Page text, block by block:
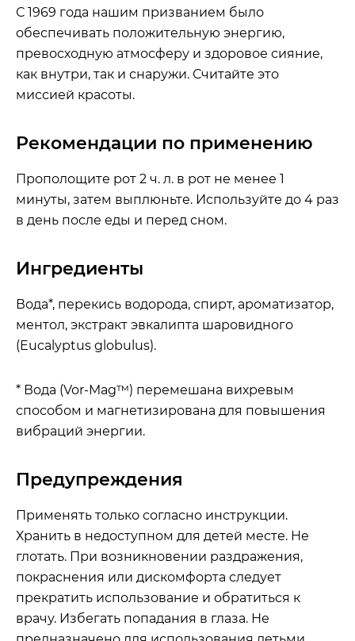
С 1969 года нашим призванием было
обеспечивать положительную энергию,
превосходную атмосферу и здоровое сияние,
как внутри, так и снаружи. Считайте это
миссией красоты.
Рекомендации по применению
Прополощите рот 2 ч. л. в рот не менее 1
минуты, затем выплюньте. Используйте до 4 раз
в день после еды и перед сном.
Ингредиенты
Вода*, перекись водорода, спирт, ароматизатор,
ментол, экстракт эвкалипта шаровидного
(Eucalyptus globulus).
* Вода (Vor-Mag™) перемешана вихревым
способом и магнетизирована для повышения
вибраций энергии.
Предупреждения
Применять только согласно инструкции.
Хранить в недоступном для детей месте. Не
глотать. При возникновении раздражения,
покраснения или дискомфорта следует
прекратить использование и обратиться к
врачу. Избегать попадания в глаза. Не